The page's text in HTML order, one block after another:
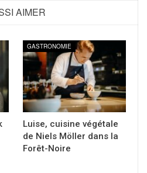
AIMER
GASTRONOMIE
Luise, cuisine végétale
de Niels Möller dans la
Forêt-Noire